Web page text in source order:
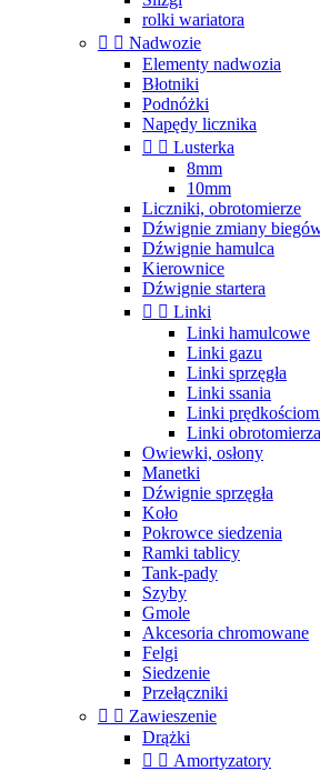
rolki wariatora
  Nadwozie
Elementy nadwozia
Błotniki
Podnóżki
Napędy licznika
  Lusterka
8mm
10mm
Liczniki, obrotomierze
Dźwignie zmiany
Dźwignie hamulca
Kierownice
Dźwignie startera
  Linki
Linki hamulcowe
Linki gazu
Linki sprzęgła
Linki ssania
Linki
Linki obrotomierza
Owiewki, osłony
Manetki
Dźwignie sprzęgła
Koło
Pokrowce siedzenia
Ramki tablicy
Tank-pady
Szyby
Gmole
Akcesoria chromowane
Felgi
Siedzenie
Przełączniki
  Zawieszenie
Drążki
  Amortyzatory